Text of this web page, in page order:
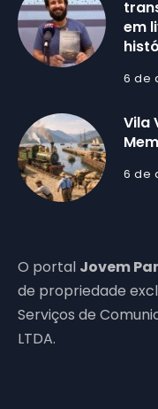
em
6 de
Vila
6 de
O portal Jovem
de propriedade
Serviços de
LTDA.